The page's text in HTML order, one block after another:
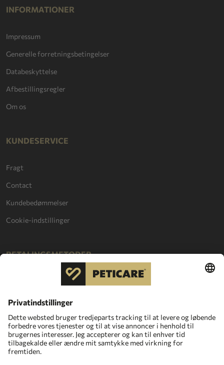
INFORMATIONER
Impressum
Generelle forretningsbetingelser
Databeskyttelse
Afbestillingsregler
Om os
KUNDESERVICE
Fragt
Contact
Kundebedømmelser
Cookie-indstillinger
BETALINGSMETODER